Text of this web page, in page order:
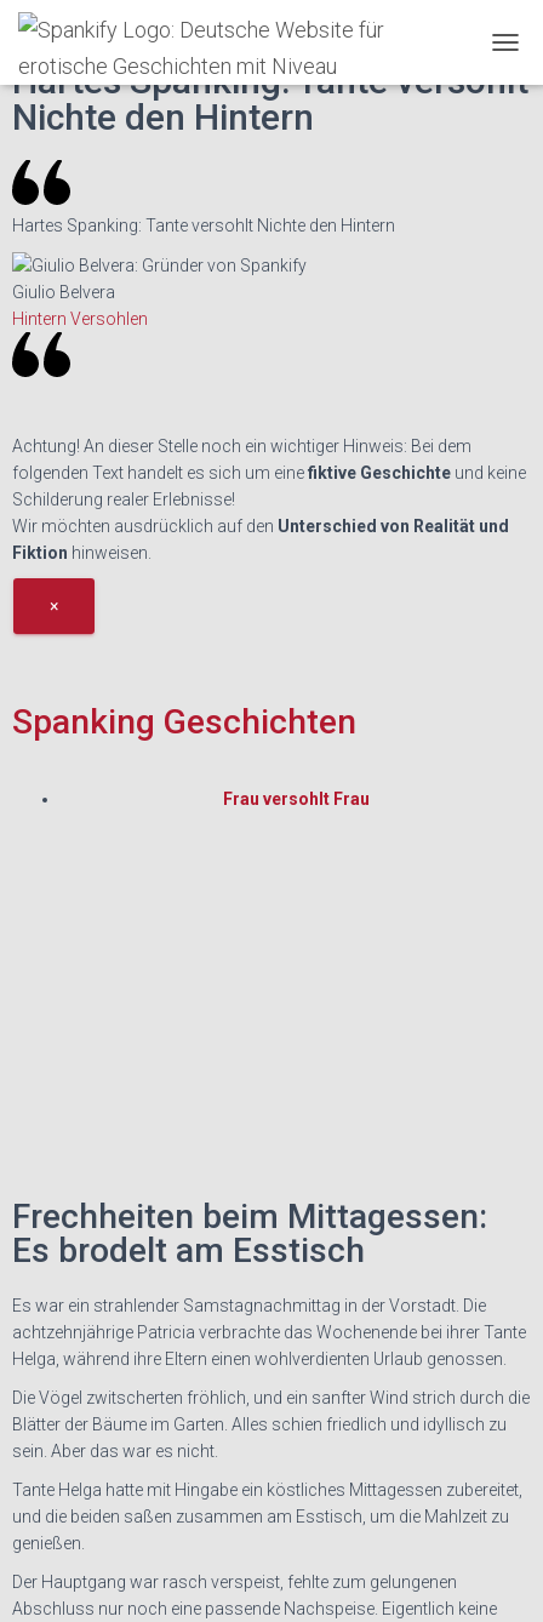
O
Spankify»Erotische Geschichten»♥
Hartes Spanking: Tante versohlt
Nichte den Hintern
Hartes Spanking: Tante versohlt Nichte den Hintern
Giulio Belvera
Hintern Versohlen
Achtung! An dieser Stelle noch ein wichtiger Hinweis: Bei dem
folgenden Text handelt es sich um einefiktive Geschichte und keine
Schilderung realer Erlebnisse!
Wir möchten ausdrücklich auf den Unterschied von Realität und
Fiktion hinweisen.
×
Spanking Geschichten
Frau versohlt Frau
Frechheiten beim Mittagessen:
Es brodelt am Esstisch
Es war ein strahlender Samstagnachmittag in der Vorstadt. Die
achtzehnjährige Patricia verbrachte das Wochenende bei ihrer Tante
Helga, während ihre Eltern einen wohlverdienten Urlaub genossen.
Die Vögel zwitscherten fröhlich, und ein sanfter Wind strich durch die
Blätter der Bäume im Garten. Alles schien friedlich und idyllisch zu
sein. Aber das war es nicht.
Tante Helga hatte mit Hingabe ein köstliches Mittagessen zubereitet,
und die beiden saßen zusammen am Esstisch, um die Mahlzeit zu
genießen.
Der Hauptgang war rasch verspeist, fehlte zum gelungenen
Abschluss nur noch eine passende Nachspeise. Eigentlich keine